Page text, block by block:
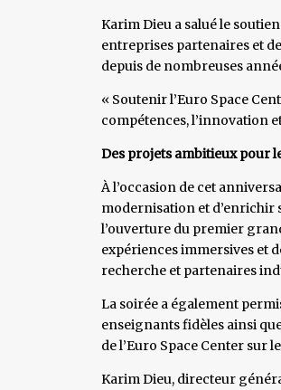
Karim Dieu a salué le
entreprises partenaires et
depuis de nombreuses
« Soutenir l’Euro Space
compétences, l’innovation
Des projets ambitieux pour
À l’occasion de cet
modernisation et
l’ouverture du premier
expériences immersives et
recherche et partenaires
La soirée a également
enseignants fidèles ainsi
de l’Euro Space Center sur
Karim Dieu, directeur